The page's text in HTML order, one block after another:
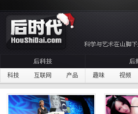
科技 互联网 产品 趣味 视频